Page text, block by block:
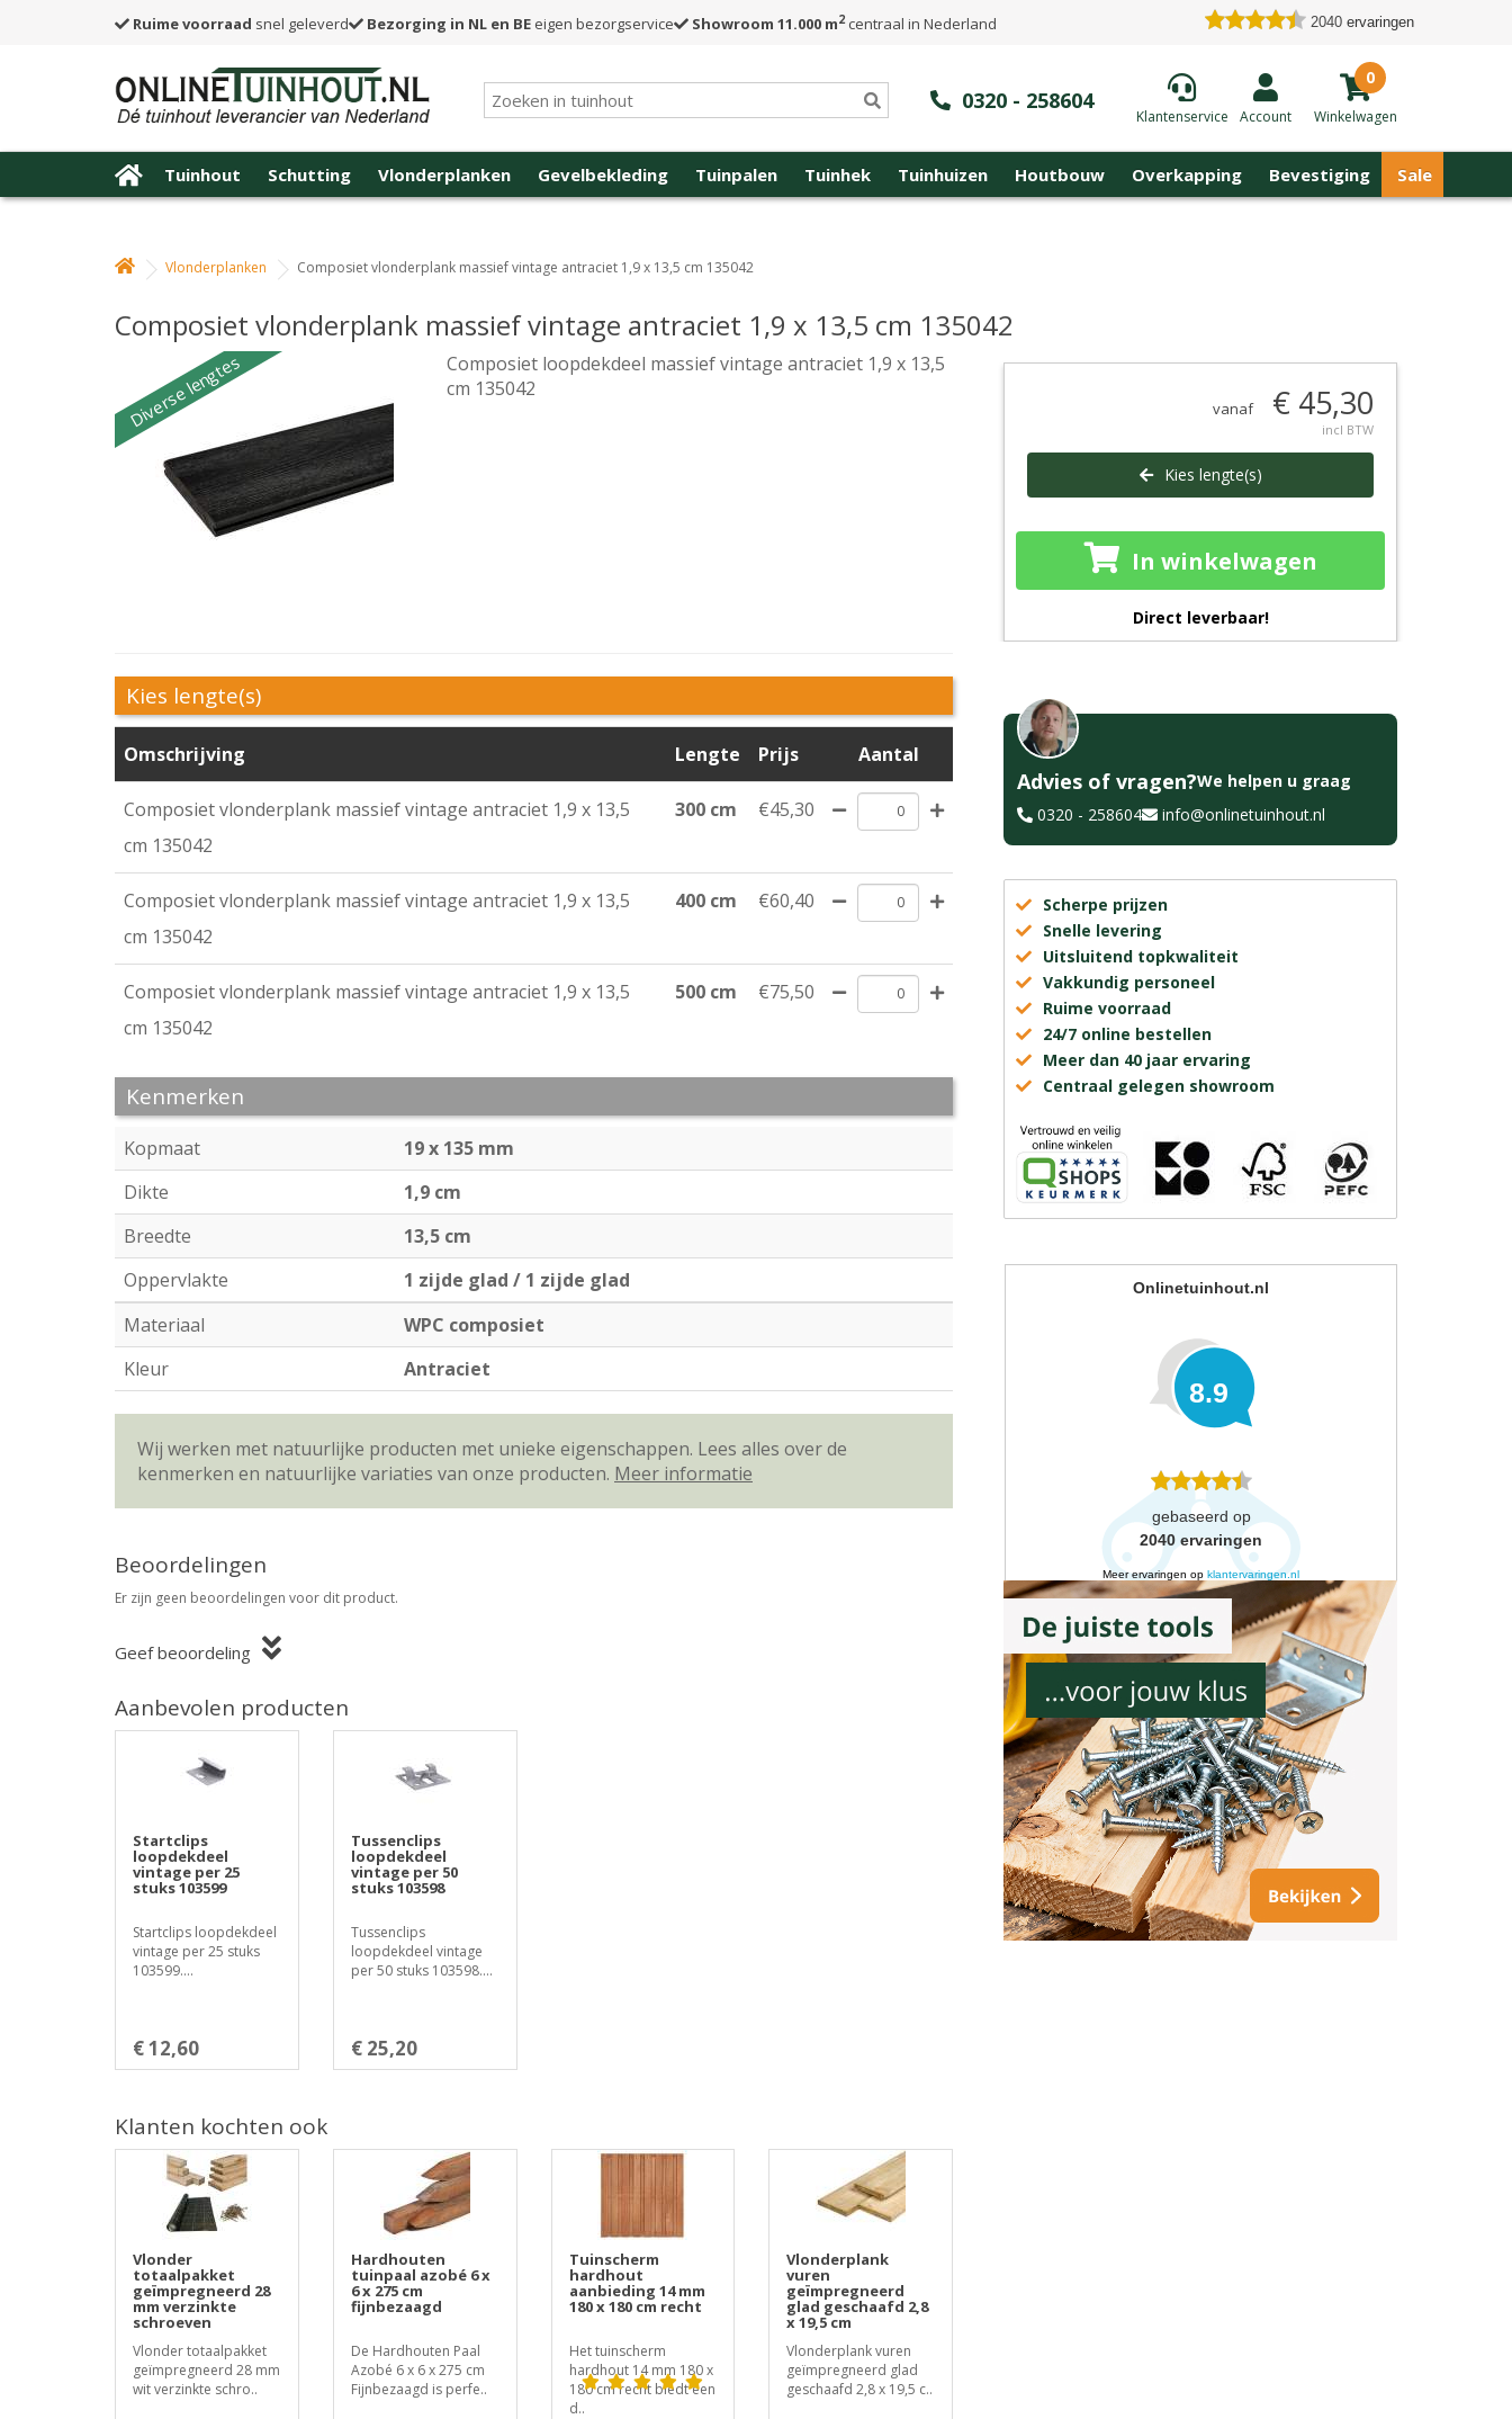
Ruime voorraad snel geleverd Bezorging in NL en BE eigen bezorgservice Showroom 11.000 m2centraal in Nederland 2040 ervaringen
0320 - 258604
Klantenservice Account
0
Winkelwagen
Tuinhout Schutting Vlonderplanken Gevelbekleding Tuinpalen Tuinhek Tuinhuizen Houtbouw Overkapping Bevestiging Sale
Vlonderplanken Composiet vlonderplank massief vintage antraciet 1,9 x 13,5 cm 135042
Composiet vlonderplank massief vintage antraciet 1,9 x 13,5 cm 135042
Diverse lengtes
Composiet loopdekdeel massief vintage antraciet 1,9 x 13,5
cm 135042
Kies lengte(s)
Omschrijving Lengte Prijs Aantal
Composiet vlonderplank massief vintage antraciet 1,9 x 13,5
cm 135042
300 cm €45,30
Composiet vlonderplank massief vintage antraciet 1,9 x 13,5
cm 135042
400 cm €60,40
Composiet vlonderplank massief vintage antraciet 1,9 x 13,5
cm 135042
500 cm €75,50
Kenmerken
Kopmaat
19 x 135 mm
Dikte
1,9 cm
Breedte
13,5 cm
Oppervlakte
1 zijde glad / 1 zijde glad
Materiaal
WPC composiet
Kleur
Antraciet
Wij werken met natuurlijke producten met unieke eigenschappen. Lees alles over de
kenmerken en natuurlijke variaties van onze producten. Meer informatie
Beoordelingen
Er zijn geen beoordelingen voor dit product.
Geef beoordeling
Aanbevolen producten
Startclips
loopdekdeel
vintage per 25
stuks 103599
Startclips loopdekdeel
vintage per 25 stuks
103599....
€ 12,60
Tussenclips
loopdekdeel
vintage per 50
stuks 103598
Tussenclips
loopdekdeel vintage
per 50 stuks 103598....
€ 25,20
Klanten kochten ook
Vlonder
totaalpakket
geïmpregneerd 28
mm verzinkte
schroeven
Vlonder totaalpakket
geïmpregneerd 28 mm
wit verzinkte schro..
Hardhouten
tuinpaal azobé 6 x
6 x 275 cm
fijnbezaagd
De Hardhouten Paal
Azobé 6 x 6 x 275 cm
Fijnbezaagd is perfe..
Tuinscherm
hardhout
aanbieding 14 mm
180 x 180 cm recht
Het tuinscherm
hardhout 14 mm 180 x
180 cm recht biedt een
d..
Vlonderplank
vuren
geïmpregneerd
glad geschaafd 2,8
x 19,5 cm
Vlonderplank vuren
geïmpregneerd glad
geschaafd 2,8 x 19,5 c..
vanaf € 45,30
incl BTW
Kies lengte(s)
In winkelwagen
Direct leverbaar!
Advies of vragen?We helpen u graag
0320 - 258604
info@onlinetuinhout.nl
Scherpe prijzen
Snelle levering
Uitsluitend topkwaliteit
Vakkundig personeel
Ruime voorraad
24/7 online bestellen
Meer dan 40 jaar ervaring
Centraal gelegen showroom
Onlinetuinhout.nl
8.9
gebaseerd op
2040 ervaringen
Meer ervaringen op klantervaringen.nl